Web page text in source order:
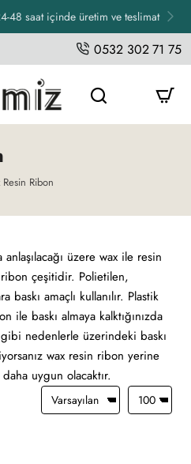
48 saat içinde üretim ve teslimat
0532 302 71 75
Resin Ribon
üzere wax ile resin
ribon çeşitidir. Polietilen,
baskı amaçlı kullanılır. Plastik
ile baskı almaya kalktığınızda
nedenlerle üzerindeki baskı
wax resin ribon yerine
uygun olacaktır.